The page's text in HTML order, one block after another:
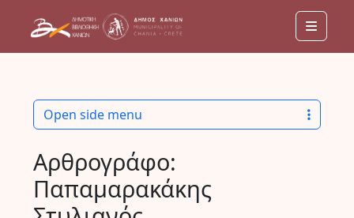
Menu
Αρθρογράφο:
Παπαμαρακάκης
Open side menu